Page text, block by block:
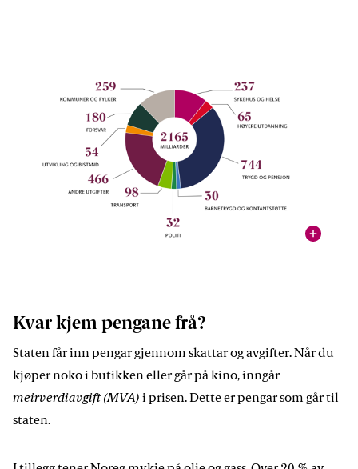
vis
Kvar kjem pengane frå?
Staten får inn pengar gjennom skattar og avgifter. Når du
kjøper noko i butikken eller går på kino, inngår
meirverdiavgift (MVA) i prisen. Dette er pengar som går til
staten.